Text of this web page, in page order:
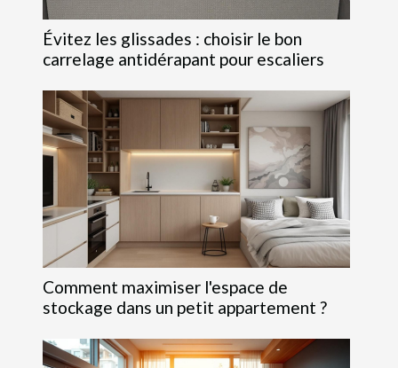
Évitez les glissades : choisir le bon
carrelage antidérapant pour escaliers
Comment maximiser l'espace de
stockage dans un petit appartement ?